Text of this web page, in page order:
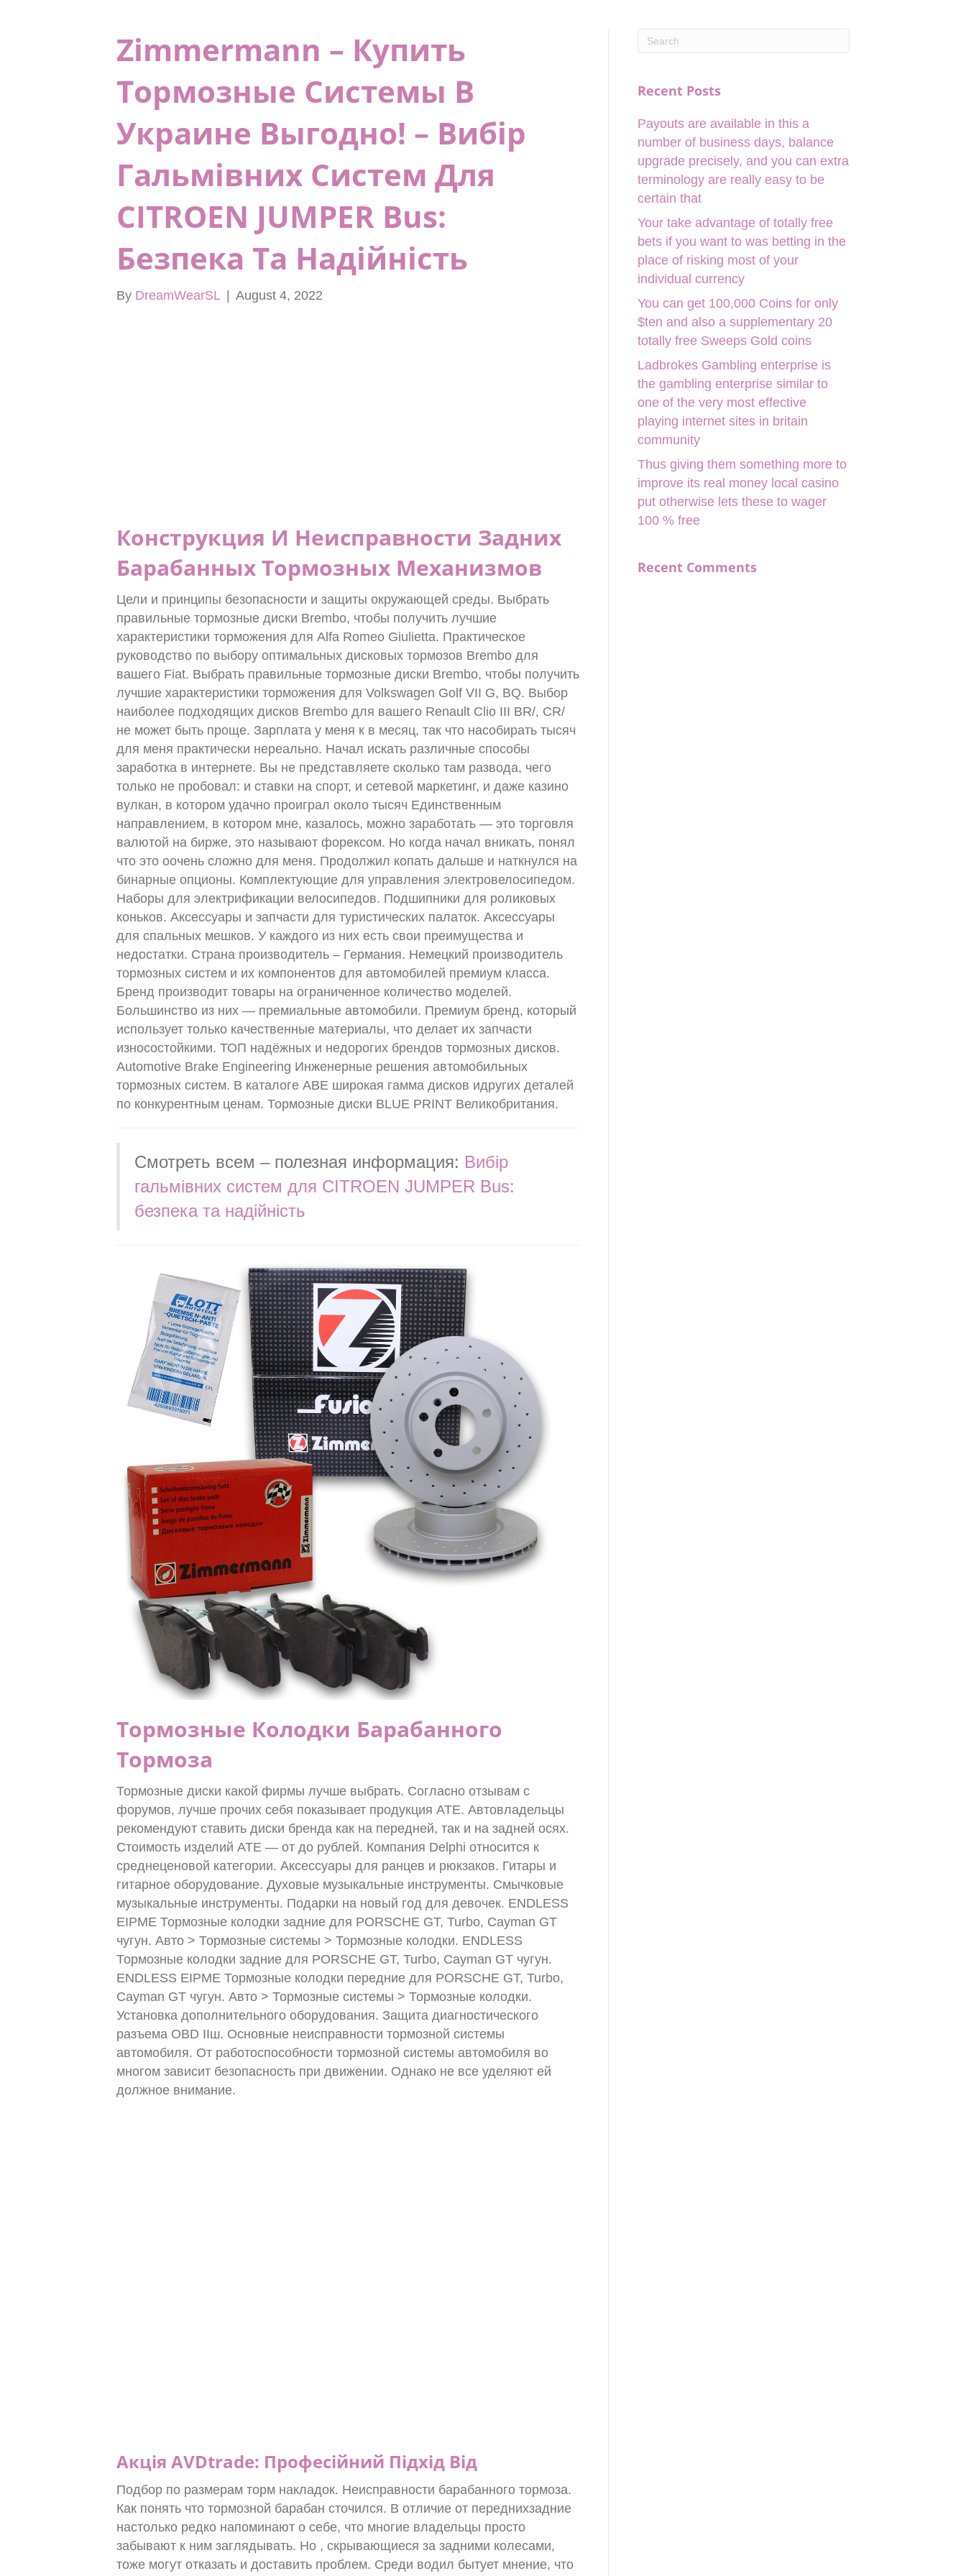
Zimmermann – Купить
Тормозные Системы В
Украине Выгодно! – Вибір
Гальмівних Систем Для
CITROEN JUMPER Bus:
Безпека Та Надійність
By DreamWearSL August 4, 2022
Конструкция И Неисправности Задних
Барабанных Тормозных Механизмов
Цели и принципы безопасности и защиты окружающей среды. Выбрать
правильные тормозные диски Brembo, чтобы получить лучшие
характеристики торможения для Alfa Romeo Giulietta. Практическое
руководство по выбору оптимальных дисковых тормозов Brembo для
вашего Fiat. Выбрать правильные тормозные диски Brembo, чтобы получить
лучшие характеристики торможения для Volkswagen Golf VII G, BQ. Выбор
наиболее подходящих дисков Brembo для вашего Renault Clio III BR/, CR/
не может быть проще. Зарплата у меня к в месяц, так что насобирать тысяч
для меня практически нереально. Начал искать различные способы
заработка в интернете. Вы не представляете сколько там развода, чего
только не пробовал: и ставки на спорт, и сетевой маркетинг, и даже казино
вулкан, в котором удачно проиграл около тысяч Единственным
направлением, в котором мне, казалось, можно заработать — это торговля
валютой на бирже, это называют форексом. Но когда начал вникать, понял
что это оочень сложно для меня. Продолжил копать дальше и наткнулся на
бинарные опционы. Комплектующие для управления электровелосипедом.
Наборы для электрификации велосипедов. Подшипники для роликовых
коньков. Аксессуары и запчасти для туристических палаток. Аксессуары
для спальных мешков. У каждого из них есть свои преимущества и
недостатки. Страна производитель – Германия. Немецкий производитель
тормозных систем и их компонентов для автомобилей премиум класса.
Бренд производит товары на ограниченное количество моделей.
Большинство из них — премиальные автомобили. Премиум бренд, который
использует только качественные материалы, что делает их запчасти
износостойкими. ТОП надёжных и недорогих брендов тормозных дисков.
Automotive Brake Engineering Инженерные решения автомобильных
тормозных систем. В каталоге ABE широкая гамма дисков идругих деталей
по конкурентным ценам. Тормозные диски BLUE PRINT Великобритания.
Смотреть всем – полезная информация: Вибір
гальмівних систем для CITROEN JUMPER Bus:
безпека та надійність
Тормозные Колодки Барабанного
Тормоза
Тормозные диски какой фирмы лучше выбрать. Согласно отзывам с
форумов, лучше прочих себя показывает продукция ATE. Автовладельцы
рекомендуют ставить диски бренда как на передней, так и на задней осях.
Стоимость изделий ATE — от до рублей. Компания Delphi относится к
среднеценовой категории. Аксессуары для ранцев и рюкзаков. Гитары и
гитарное оборудование. Духовые музыкальные инструменты. Смычковые
музыкальные инструменты. Подарки на новый год для девочек. ENDLESS
EIPME Тормозные колодки задние для PORSCHE GT, Turbo, Cayman GT
чугун. Авто > Тормозные системы > Тормозные колодки. ENDLESS
Тормозные колодки задние для PORSCHE GT, Turbo, Cayman GT чугун.
ENDLESS EIPME Тормозные колодки передние для PORSCHE GT, Turbo,
Cayman GT чугун. Авто > Тормозные системы > Тормозные колодки.
Установка дополнительного оборудования. Защита диагностического
разъема OBD IIш. Основные неисправности тормозной системы
автомобиля. От работоспособности тормозной системы автомобиля во
многом зависит безопасность при движении. Однако не все уделяют ей
должное внимание.
Акція AVDtrade: Професійний Підхід Від
Подбор по размерам торм накладок. Неисправности барабанного тормоза.
Как понять что тормозной барабан сточился. В отличие от переднихзадние
настолько редко напоминают о себе, что многие владельцы просто
забывают к ним заглядывать. Но , скрывающиеся за задними колесами,
тоже могут отказать и доставить проблем. Среди водил бытует мнение, что
Recent Posts
Payouts are available in this a
number of business days, balance
upgrade precisely, and you can extra
terminology are really easy to be
certain that
Your take advantage of totally free
bets if you want to was betting in the
place of risking most of your
individual currency
You can get 100,000 Coins for only
$ten and also a supplementary 20
totally free Sweeps Gold coins
Ladbrokes Gambling enterprise is
the gambling enterprise similar to
one of the very most effective
playing internet sites in britain
community
Thus giving them something more to
improve its real money local casino
put otherwise lets these to wager
100 % free
Recent Comments